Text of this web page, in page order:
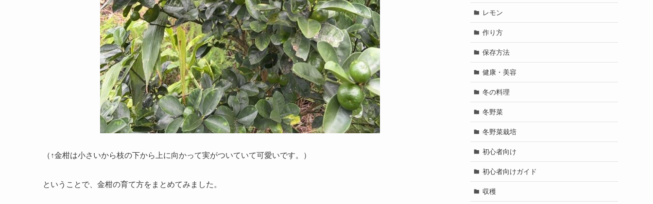
（↑金柑は小さいから枝の下から上に向かって実がついていて可愛いです。）
ということで、金柑の育て方をまとめてみました。
レモン
作り方
保存方法
健康・美容
冬の料理
冬野菜
冬野菜栽培
初心者向け
初心者向けガイド
収穫